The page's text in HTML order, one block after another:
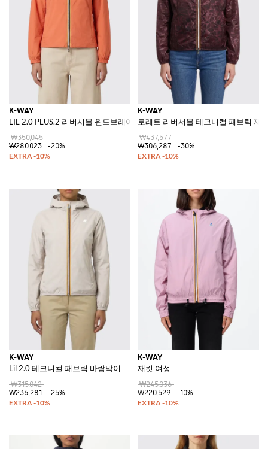
K-WAY
LIL 2.0 PLUS.2 리버시블 윈드브레이커 재킷
₩350,045
₩280,023
-20%
K-WAY
로레트 리버서블 테크니컬 패브릭 재
₩437,577
₩306,287
-30%
K-WAY
Lil 2.0 테크니컬 패브릭 바람막이
₩315,042
₩236,281
-25%
K-WAY
재킷 여성
₩245,036
₩220,529
-10%